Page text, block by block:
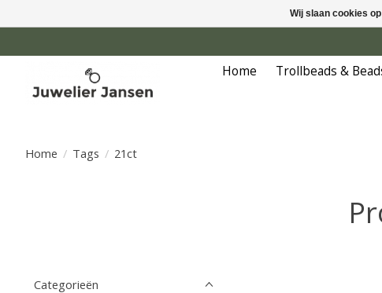
Home Trollbeads &
Home / Tags / 21ct
Categorieën
Wij slaan cookies